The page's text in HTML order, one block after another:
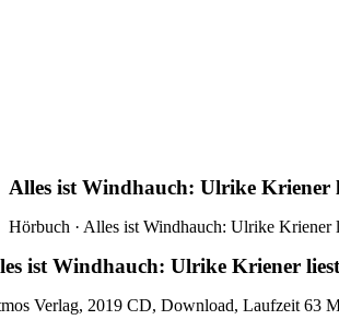
Alles ist Windhauch: Ulrike Kriener
Hörbuch · Alles ist Windhauch: Ulrike Kriener
ist Windhauch: Ulrike Kriener
Verlag, 2019 CD, Download, Laufzeit 63